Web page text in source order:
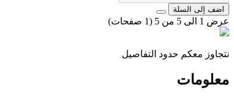
اضف إلى السلة
عرض 1 الى 5 من 5 (1 صفحات)
نتجاوز معكم حدود التفاصيل
معلومات